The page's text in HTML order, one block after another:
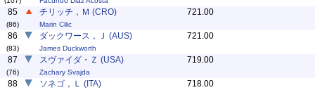
85
(86)
チリッチ，Ｍ (CRO)
Marin Cilic
721.00
86
(83)
ダックワース，Ｊ (AUS)
James Duckworth
721.00
87
(76)
スヴァイダ・Ｚ (USA)
Zachary Svajda
719.00
88 ソネゴ，Ｌ (ITA) 718.00